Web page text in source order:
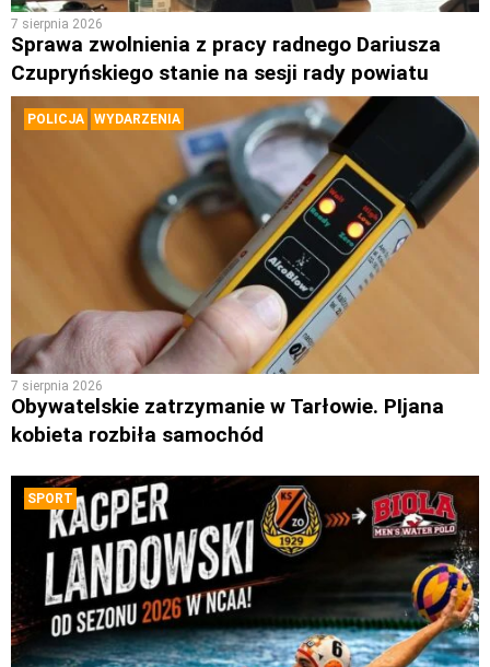
7 sierpnia 2026
Sprawa zwolnienia z pracy radnego Dariusza
Czupryńskiego stanie na sesji rady powiatu
POLICJA WYDARZENIA
7 sierpnia 2026
Obywatelskie zatrzymanie w Tarłowie. PIjana
kobieta rozbiła samochód
SPORT